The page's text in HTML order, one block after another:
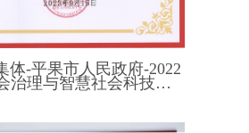
（3）2022-2023年“社会治理与智慧社会科技支撑”重点专项“大规模学生跨学段成长跟踪研究项目”突出贡献奖